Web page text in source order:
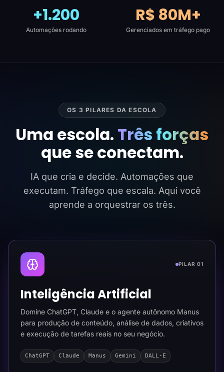
+1.200
Automações rodando
R$ 80M+
Gerenciados em tráfego pago
OS 3 PILARES DA ESCOLA
Uma escola. Três forças
que se conectam.
IA que cria e decide. Automações que
executam. Tráfego que escala. Aqui você
aprende a orquestrar os três.
PILAR 01
Inteligência Artificial
Domine ChatGPT, Claude e o agente autônomo Manus
para produção de conteúdo, análise de dados, criativos
e execução de tarefas reais no seu negócio.
ChatGPT Claude Manus Gemini DALL-E